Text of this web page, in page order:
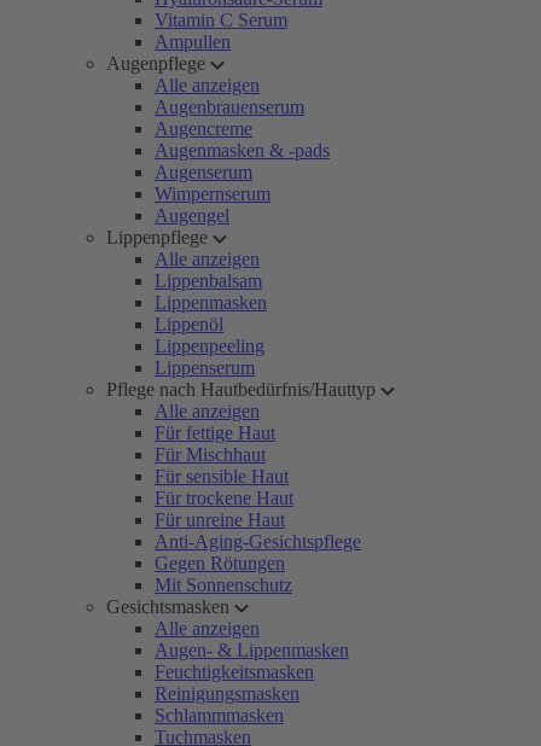
Vitamin C Serum
Ampullen
Augenpflege
Alle anzeigen
Augenbrauenserum
Augencreme
Augenmasken & -pads
Augenserum
Wimpernserum
Augengel
Lippenpflege
Alle anzeigen
Lippenbalsam
Lippenmasken
Lippenöl
Lippenpeeling
Lippenserum
Pflege nach Hautbedürfnis/Hauttyp
Alle anzeigen
Für fettige Haut
Für Mischhaut
Für sensible Haut
Für trockene Haut
Für unreine Haut
Anti-Aging-Gesichtspflege
Gegen Rötungen
Mit Sonnenschutz
Gesichtsmasken
Alle anzeigen
Augen- & Lippenmasken
Feuchtigkeitsmasken
Reinigungsmasken
Schlammmasken
Tuchmasken